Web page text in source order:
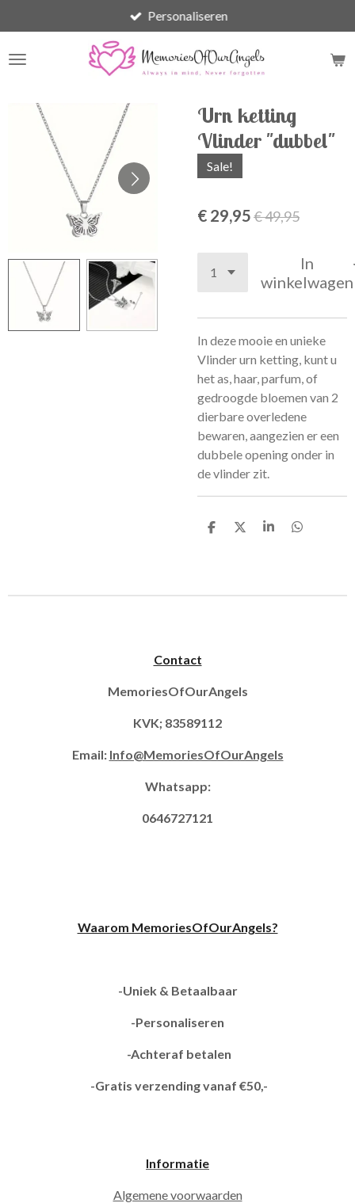
direct
naar
Personaliseren
Urn ketting
Vlinder "dubbel"
Sale!
€ 29,95€ 49,95
In
winkelwagen
In deze mooie en unieke
Vlinder urn ketting, kunt u
het as, haar, parfum, of
gedroogde bloemen van 2
dierbare overledene
bewaren, aangezien er een
dubbele opening onder in
de vlinder zit.
D
D
S
D
Contact
MemoriesOfOurAngels
KVK; 83589112
Email: Info@MemoriesOfOurAngels
Whatsapp:
0646727121
Waarom MemoriesOfOurAngels?
-Uniek & Betaalbaar
-Personaliseren
-Achteraf betalen
-Gratis verzending vanaf €50,-
Informatie
Algemene voorwaarden